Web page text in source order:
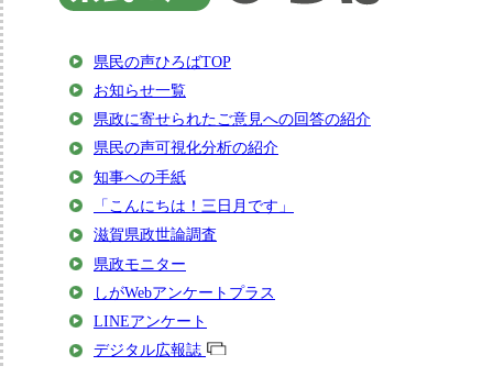
県民の声ひろばTOP
お知らせ一覧
県政に寄せられたご意見への回答の紹介
県民の声可視化分析の紹介
知事への手紙
「こんにちは！三日月です」
滋賀県政世論調査
県政モニター
しがWebアンケートプラス
LINEアンケート
デジタル広報誌